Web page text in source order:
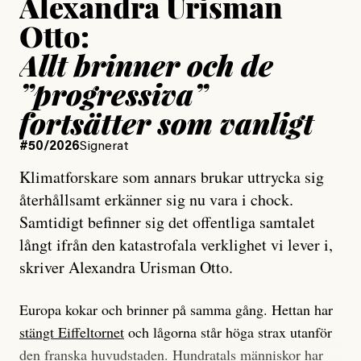
Otto:
Allt brinner och de
”progressiva”
fortsätter som vanligt
#50/2026Signerat
Klimatforskare som annars brukar uttrycka sig
återhållsamt erkänner sig nu vara i chock.
Samtidigt befinner sig det offentliga samtalet
långt ifrån den katastrofala verklighet vi lever i,
skriver Alexandra Urisman Otto.
Europa kokar och brinner på samma gång. Hettan har
stängt Eiffeltornet och lågorna står höga strax utanför
den franska huvudstaden. Hundratals människor har